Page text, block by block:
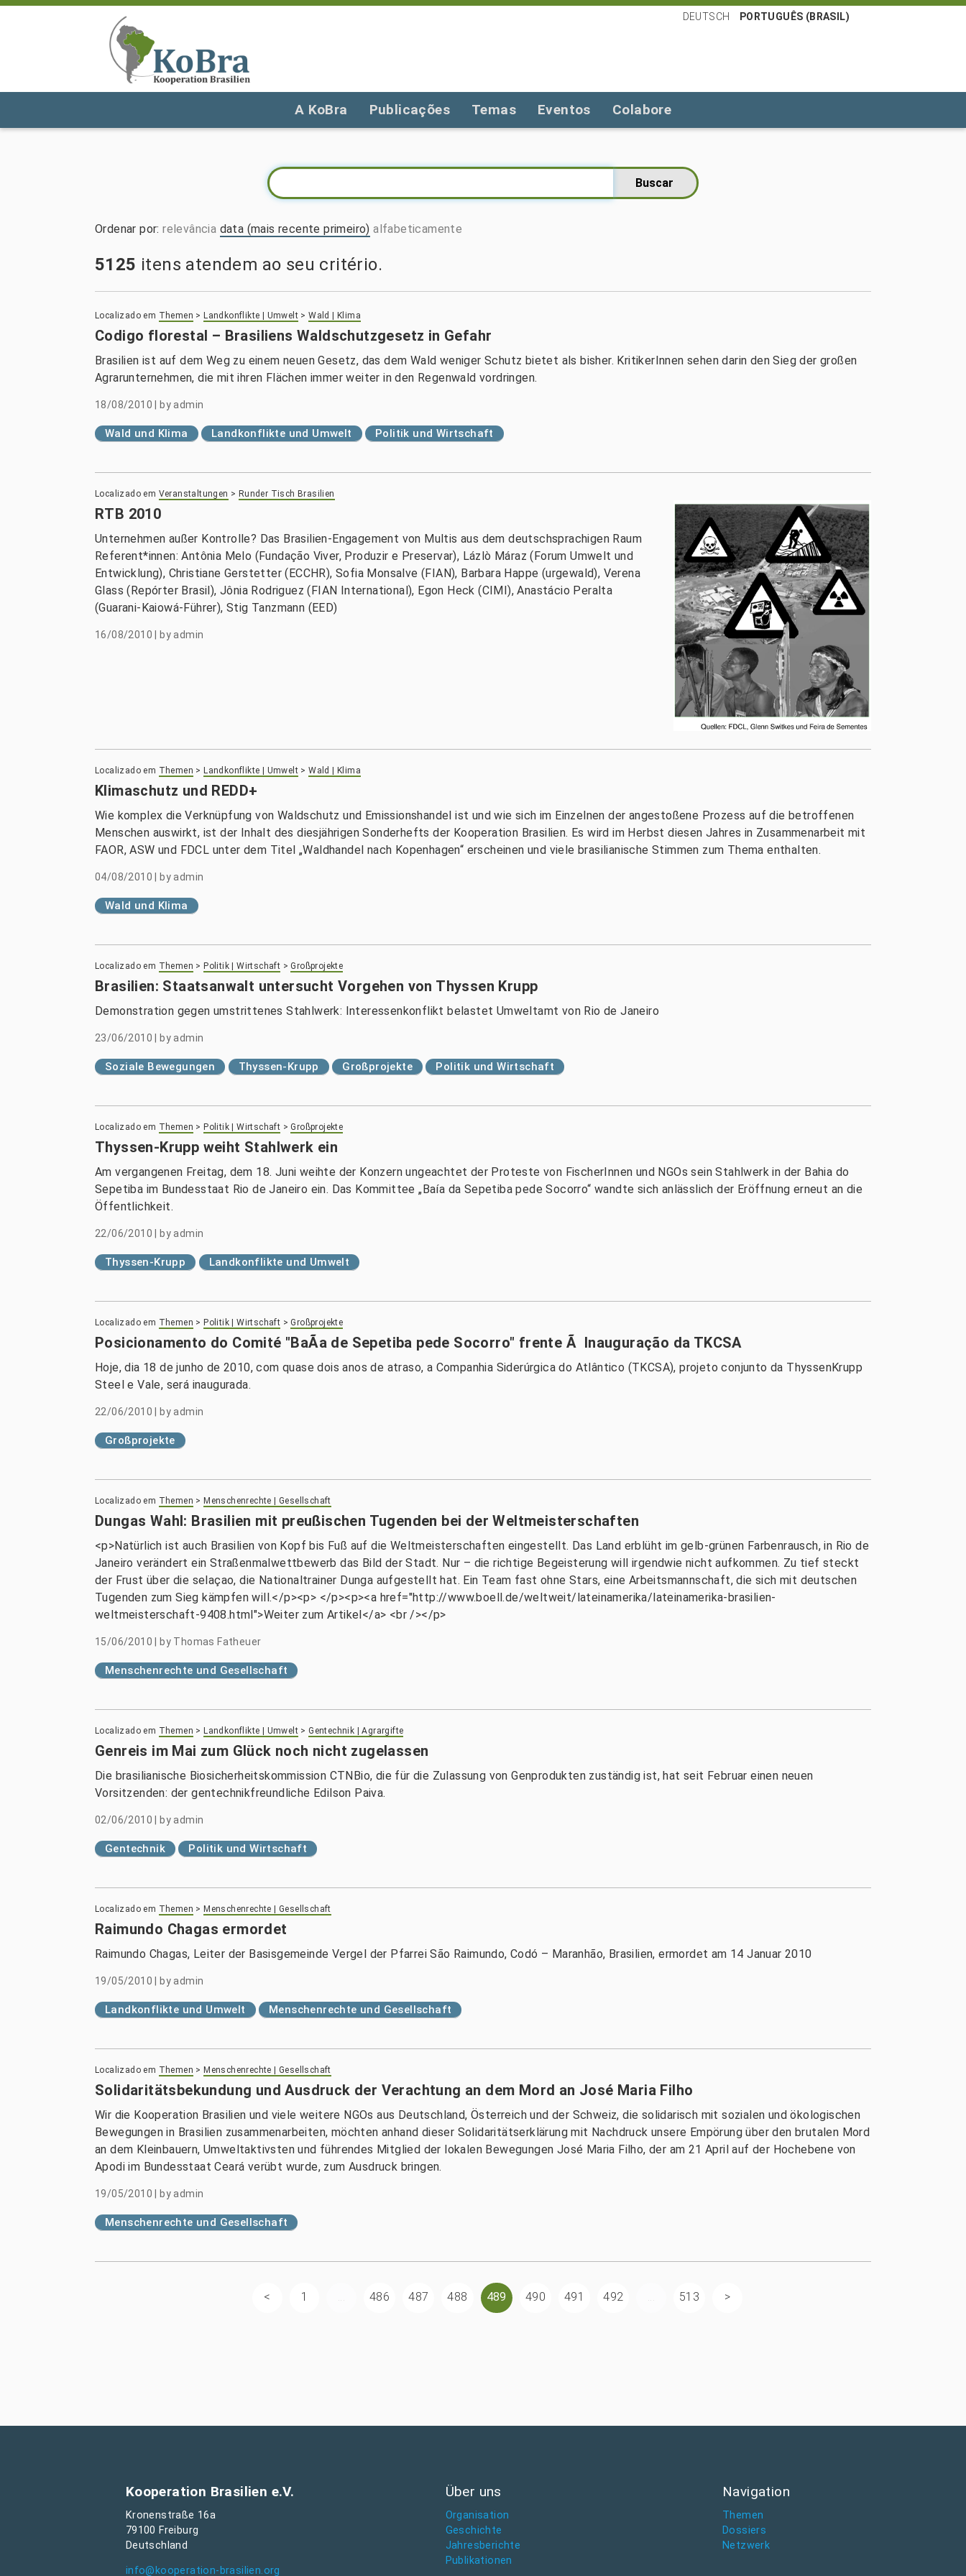
DEUTSCH PORTUGUÊS (BRASIL)
A KoBra Publicações Temas Eventos Colabore
Ordenar por:relevância data (mais recente primeiro) alfabeticamente
5125 itens atendem ao seu critério.
Localizado em Themen > Landkonflikte | Umwelt >Wald | Klima
Codigo florestal – Brasiliens Waldschutzgesetz in Gefahr
Brasilien ist auf dem Weg zu einem neuen Gesetz, das dem Wald weniger Schutz bietet als bisher. KritikerInnen sehen darin den Sieg der großen
Agrarunternehmen, die mit ihren Flächen immer weiter in den Regenwald vordringen.
18/08/2010 byadmin
Wald und Klima Landkonflikte und Umwelt Politik und Wirtschaft
Localizado em Veranstaltungen > Runder Tisch Brasilien
RTB 2010
Unternehmen außer Kontrolle? Das Brasilien-Engagement von Multis aus dem deutschsprachigen Raum
Referent*innen: Antônia Melo (Fundação Viver, Produzir e Preservar), Lázlò Máraz (Forum Umwelt und
Entwicklung), Christiane Gerstetter (ECCHR), Sofia Monsalve (FIAN), Barbara Happe (urgewald), Verena
Glass (Repórter Brasil), Jônia Rodriguez (FIAN International), Egon Heck (CIMI), Anastácio Peralta
(Guarani-Kaiowá-Führer), Stig Tanzmann (EED)
16/08/2010 byadmin
Localizado em Themen > Landkonflikte | Umwelt >Wald | Klima
Klimaschutz und REDD+
Wie komplex die Verknüpfung von Waldschutz und Emissionshandel ist und wie sich im Einzelnen der angestoßene Prozess auf die betroffenen
Menschen auswirkt, ist der Inhalt des diesjährigen Sonderhefts der Kooperation Brasilien. Es wird im Herbst diesen Jahres in Zusammenarbeit mit
FAOR, ASW und FDCL unter dem Titel „Waldhandel nach Kopenhagen“ erscheinen und viele brasilianische Stimmen zum Thema enthalten.
04/08/2010 byadmin
Wald und Klima
Localizado em Themen > Politik | Wirtschaft >Großprojekte
Brasilien: Staatsanwalt untersucht Vorgehen von Thyssen Krupp
Demonstration gegen umstrittenes Stahlwerk: Interessenkonflikt belastet Umweltamt von Rio de Janeiro
23/06/2010 byadmin
Soziale Bewegungen Thyssen-Krupp Großprojekte Politik und Wirtschaft
Localizado em Themen > Politik | Wirtschaft >Großprojekte
Thyssen-Krupp weiht Stahlwerk ein
Am vergangenen Freitag, dem 18. Juni weihte der Konzern ungeachtet der Proteste von FischerInnen und NGOs sein Stahlwerk in der Bahia do
Sepetiba im Bundesstaat Rio de Janeiro ein. Das Kommittee „Baía da Sepetiba pede Socorro“ wandte sich anlässlich der Eröffnung erneut an die
Öffentlichkeit.
22/06/2010 byadmin
Thyssen-Krupp Landkonflikte und Umwelt
Localizado em Themen > Politik | Wirtschaft >Großprojekte
Posicionamento do Comité "BaÃ­a de Sepetiba pede Socorro" frente Ã Inauguração da TKCSA
Hoje, dia 18 de junho de 2010, com quase dois anos de atraso, a Companhia Siderúrgica do Atlântico (TKCSA), projeto conjunto da ThyssenKrupp
Steel e Vale, será inaugurada.
22/06/2010 byadmin
Großprojekte
Localizado em Themen > Menschenrechte | Gesellschaft
Dungas Wahl: Brasilien mit preußischen Tugenden bei der Weltmeisterschaften
<p>Natürlich ist auch Brasilien von Kopf bis Fuß auf die Weltmeisterschaften eingestellt. Das Land erblüht im gelb-grünen Farbenrausch, in Rio de
Janeiro verändert ein Straßenmalwettbewerb das Bild der Stadt. Nur – die richtige Begeisterung will irgendwie nicht aufkommen. Zu tief steckt
der Frust über die selaçao, die Nationaltrainer Dunga aufgestellt hat. Ein Team fast ohne Stars, eine Arbeitsmannschaft, die sich mit deutschen
Tugenden zum Sieg kämpfen will.</p><p> </p><p><a href="http://www.boell.de/weltweit/lateinamerika/lateinamerika-brasilien-
weltmeisterschaft-9408.html">Weiter zum Artikel</a> <br /></p>
15/06/2010 by Thomas Fatheuer
Menschenrechte und Gesellschaft
Localizado em Themen > Landkonflikte | Umwelt >Gentechnik | Agrargifte
Genreis im Mai zum Glück noch nicht zugelassen
Die brasilianische Biosicherheitskommission CTNBio, die für die Zulassung von Genprodukten zuständig ist, hat seit Februar einen neuen
Vorsitzenden: der gentechnikfreundliche Edilson Paiva.
02/06/2010 byadmin
Gentechnik Politik und Wirtschaft
Localizado em Themen > Menschenrechte | Gesellschaft
Raimundo Chagas ermordet
Raimundo Chagas, Leiter der Basisgemeinde Vergel der Pfarrei São Raimundo, Codó – Maranhão, Brasilien, ermordet am 14 Januar 2010
19/05/2010 byadmin
Landkonflikte und Umwelt Menschenrechte und Gesellschaft
Localizado em Themen > Menschenrechte | Gesellschaft
Solidaritätsbekundung und Ausdruck der Verachtung an dem Mord an José Maria Filho
Wir die Kooperation Brasilien und viele weitere NGOs aus Deutschland, Österreich und der Schweiz, die solidarisch mit sozialen und ökologischen
Bewegungen in Brasilien zusammenarbeiten, möchten anhand dieser Solidaritätserklärung mit Nachdruck unsere Empörung über den brutalen Mord
an dem Kleinbauern, Umweltaktivsten und führendes Mitglied der lokalen Bewegungen José Maria Filho, der am 21 April auf der Hochebene von
Apodi im Bundesstaat Ceará verübt wurde, zum Ausdruck bringen.
19/05/2010 byadmin
Menschenrechte und Gesellschaft
1 ... 486 487 488 489 490 491 492 ... 513
Kooperation Brasilien e.V.
Kronenstraße 16a
79100 Freiburg
Deutschland
info@kooperation-brasilien.org
Über uns
Organisation
Geschichte
Jahresberichte
Publikationen
Navigation
Themen
Dossiers
Netzwerk